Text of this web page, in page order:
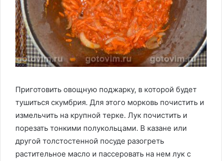
Приготовить овощную поджарку, в которой будет
тушиться скумбрия. Для этого морковь почистить и
измельчить на крупной терке. Лук почистить и
порезать тонкими полукольцами. В казане или
другой толстостенной посуде разогреть
растительное масло и пассеровать на нем лук с